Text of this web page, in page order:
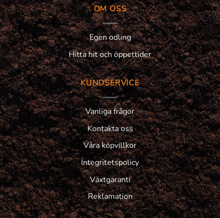
OM OSS
Egen odling
Hitta hit och öppettider
KUNDSERVICE
Vanliga frågor
Kontakta oss
Våra köpvillkor
Integritetspolicy
Växtgaranti
Reklamation